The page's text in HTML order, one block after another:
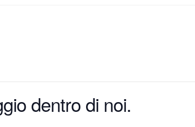
dentro di noi.